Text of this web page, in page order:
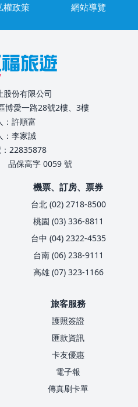
權政策 網站導覽
股份有限公司
博愛一路28號2樓、3樓
：許順富
：李家誠
22835878
品保高字 0059 號
機票、訂房、票券
台北 (02) 2718-8500
桃園 (03) 336-8811
台中 (04) 2322-4535
台南 (06) 238-9111
高雄 (07) 323-1166
旅客服務
護照簽證
匯款資訊
卡友優惠
電子報
傳真刷卡單